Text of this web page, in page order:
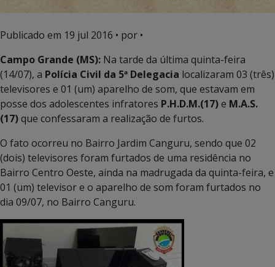
Publicado em 19 jul 2016 • por •
Campo Grande (MS): Na tarde da última quinta-feira
(14/07), a Polícia Civil da 5ª Delegacia localizaram 03 (três)
televisores e 01 (um) aparelho de som, que estavam em
posse dos adolescentes infratores P.H.D.M.(17)e M.A.S.
(17)que confessaram a realização de furtos.
O fato ocorreu no Bairro Jardim Canguru, sendo que 02
(dois) televisores foram furtados de uma residência no
Bairro Centro Oeste, ainda na madrugada da quinta-feira, e
01 (um) televisor e o aparelho de som foram furtados no
dia 09/07, no Bairro Canguru.